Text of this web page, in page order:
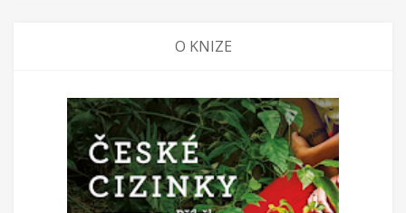
O KNIZE